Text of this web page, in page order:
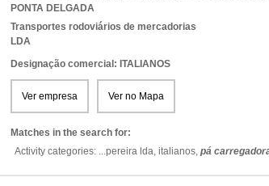
PONTA DELGADA
Transportes rodoviários de mercadorias
LDA
Designação comercial: ITALIANOS
Ver empresa Ver no Mapa
Matches in the search for:
Activity categories: ...pereira lda, italianos, pá